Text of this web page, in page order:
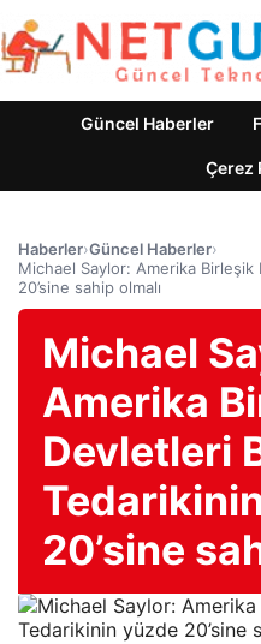
Güncel Haberler
Çerez
Haberler›Güncel Haberler›
Michael Saylor: Amerika
20’sine sahip olmalı
Michael
Amerika
Devletleri
20’sine